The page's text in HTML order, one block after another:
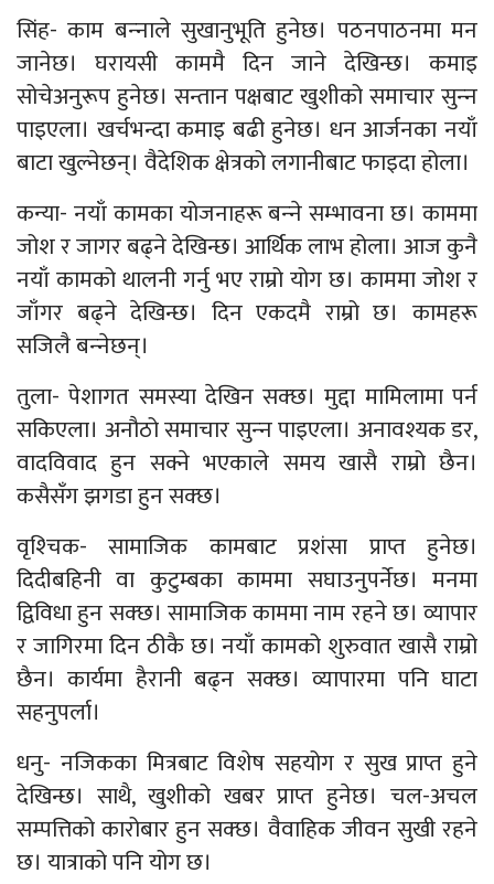
सिंह- काम बन्‍नाले सुखानुभूति हुनेछ। पठनपाठनमा मन
जानेछ। घरायसी काममै दिन जाने देखिन्छ। कमाइ
सोचेअनुरूप हुनेछ। सन्तान पक्षबाट खुशीको समाचार सुन्‍न
पाइएला। खर्चभन्दा कमाइ बढी हुनेछ। धन आर्जनका नयाँ
बाटा खुल्नेछन्। वैदेशिक क्षेत्रको लगानीबाट फाइदा होला।
कन्या- नयाँ कामका योजनाहरू बन्‍ने सम्भावना छ। काममा
जोश र जागर बढ्ने देखिन्छ। आर्थिक लाभ होला। आज कुनै
नयाँ कामको थालनी गर्नु भए राम्रो योग छ। काममा जोश र
जाँगर बढ्ने देखिन्छ। दिन एकदमै राम्रो छ। कामहरू
सजिलै बन्‍नेछन्।
तुला- पेशागत समस्या देखिन सक्छ। मुद्दा मामिलामा पर्न
सकिएला। अनौठो समाचार सुन्‍न पाइएला। अनावश्यक डर,
वादविवाद हुन सक्ने भएकाले समय खासै राम्रो छैन।
कसैसँग झगडा हुन सक्छ।
वृश्‍चिक- सामाजिक कामबाट प्रशंसा प्राप्त हुनेछ।
दिदीबहिनी वा कुटुम्बका काममा सघाउनुपर्नेछ। मनमा
द्विविधा हुन सक्छ। सामाजिक काममा नाम रहने छ। व्यापार
र जागिरमा दिन ठीकै छ। नयाँ कामको शुरुवात खासै राम्रो
छैन। कार्यमा हैरानी बढ्न सक्छ। व्यापारमा पनि घाटा
सहनुपर्ला।
धनु- नजिकका मित्रबाट विशेष सहयोग र सुख प्राप्त हुने
देखिन्छ। साथै, खुशीको खबर प्राप्त हुनेछ। चल-अचल
सम्पत्तिको कारोबार हुन सक्छ। वैवाहिक जीवन सुखी रहने
छ। यात्राको पनि योग छ।